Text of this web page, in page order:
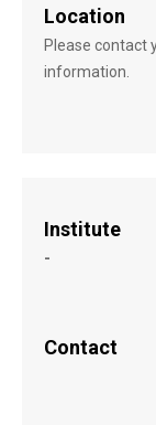
Location
Please contact
information.
Institute
-
Contact